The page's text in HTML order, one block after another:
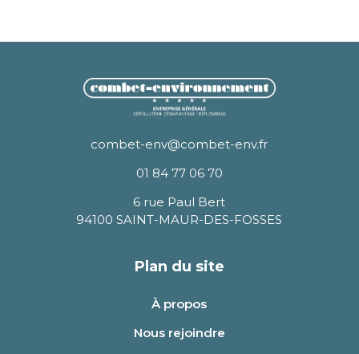
combet-env@combet-env.fr
01 84 77 06 70
6 rue Paul Bert
94100 SAINT-MAUR-DES-FOSSES
Plan du site
À propos
Nous rejoindre